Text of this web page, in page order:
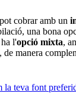
cobrar amb un
una bona
l'opció mixta,
manera
la teva font